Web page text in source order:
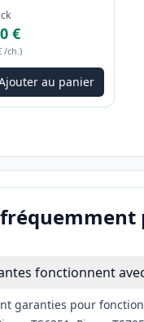
€
/ch.)
ajuster
au panier
fonctionnent
garanties pour